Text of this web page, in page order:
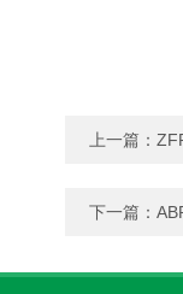
上一篇：
下一篇：